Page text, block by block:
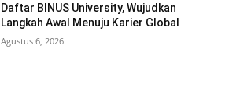
Daftar BINUS University, Wujudkan
Langkah Awal Menuju Karier Global
Agustus 6, 2026